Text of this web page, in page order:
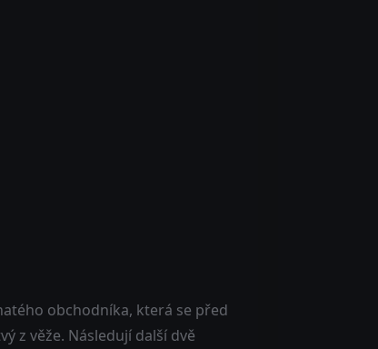
obchodníka, která se před
z věže. Následují další dvě